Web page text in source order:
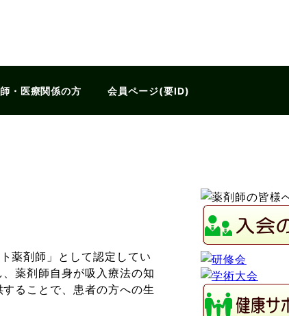
・医療関係の方 会員ページ(要ID)
薬剤師」として認定してい
薬剤師自身が吸入療法の知
ることで、患者の方への生